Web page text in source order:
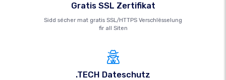
Gratis SSL Zertifikat
Sidd sécher mat gratis SSL/HTTPS Verschlësselung
fir all Siten
.TECH Dateschutz